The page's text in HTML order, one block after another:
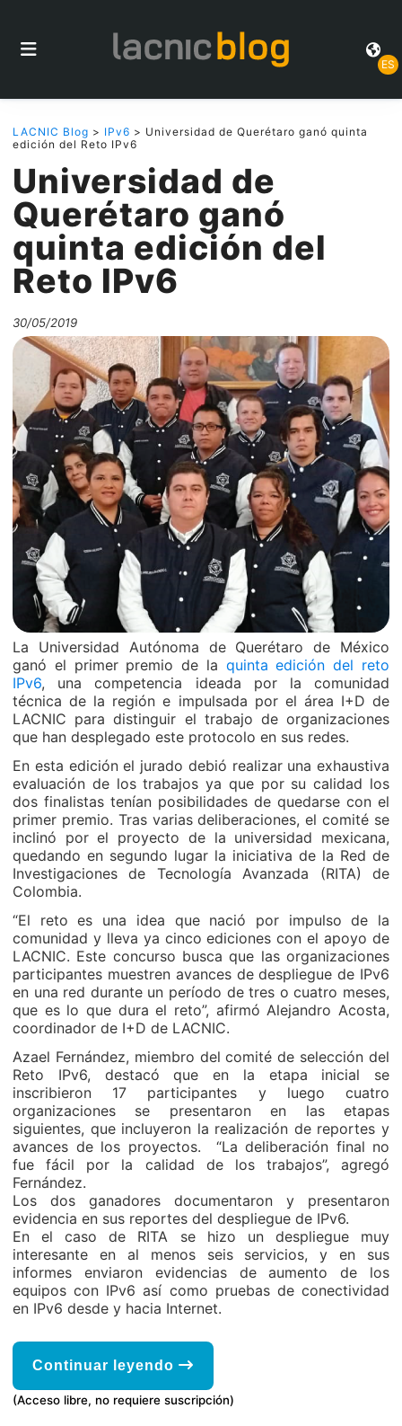
ES
LACNIC Blog > IPv6 > Universidad de Querétaro ganó quinta
edición del Reto IPv6
Universidad de
Querétaro ganó
quinta edición del
Reto IPv6
30/05/2019
La Universidad Autónoma de Querétaro de México
ganó el primer premio de la quinta edición del reto
IPv6, una competencia ideada por la comunidad
técnica de la región e impulsada por el área I+D de
LACNIC para distinguir el trabajo de organizaciones
que han desplegado este protocolo en sus redes.
En esta edición el jurado debió realizar una exhaustiva
evaluación de los trabajos ya que por su calidad los
dos finalistas tenían posibilidades de quedarse con el
primer premio. Tras varias deliberaciones, el comité se
inclinó por el proyecto de la universidad mexicana,
quedando en segundo lugar la iniciativa de la Red de
Investigaciones de Tecnología Avanzada (RITA) de
Colombia.
“El reto es una idea que nació por impulso de la
comunidad y lleva ya cinco ediciones con el apoyo de
LACNIC. Este concurso busca que las organizaciones
participantes muestren avances de despliegue de IPv6
en una red durante un período de tres o cuatro meses,
que es lo que dura el reto”, afirmó Alejandro Acosta,
coordinador de I+D de LACNIC.
Azael Fernández, miembro del comité de selección del
Reto IPv6, destacó que en la etapa inicial se
inscribieron 17 participantes y luego cuatro
organizaciones se presentaron en las etapas
siguientes, que incluyeron la realización de reportes y
avances de los proyectos. “La deliberación final no
fue fácil por la calidad de los trabajos”, agregó
Fernández.
Los dos ganadores documentaron y presentaron
evidencia en sus reportes del despliegue de IPv6.
En el caso de RITA se hizo un despliegue muy
interesante en al menos seis servicios, y en sus
informes enviaron evidencias de aumento de los
equipos con IPv6 así como pruebas de conectividad
en IPv6 desde y hacia Internet.
Continuar leyendo
(Acceso libre, no requiere suscripción)